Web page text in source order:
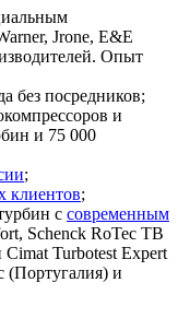
Jrone, E&E
Опыт
без посредников;
и
и 75 000
;
клиентов;
с современным
Schenck RoTec TB
Turbotest Expert
(Португалия) и